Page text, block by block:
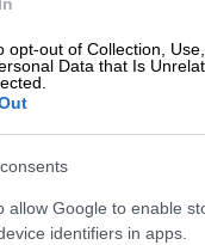
opt-out of Collection,
Data that Is
allow Google to enable
identifiers in apps.
δικαστήριο
από12ετή
ασφάλειας
από
στο